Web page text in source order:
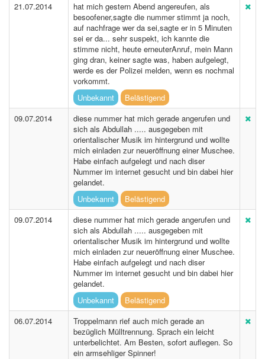
21.07.2014
hat mich gestern Abend angereufen, als
besoofener,sagte die nummer stimmt ja noch,
auf nachfrage wer da sei,sagte er in 5 Minuten
sei er da... sehr suspekt, ich kannte die
stimme nicht, heute erneuterAnruf, mein Mann
ging dran, keiner sagte was, haben aufgelegt,
werde es der Polizei melden, wenn es nochmal
vorkommt.
Unbekannt
Belästigend
09.07.2014
diese nummer hat mich gerade angerufen und
sich als Abdullah ..... ausgegeben mit
orientalischer Musik im hintergrund und wollte
mich einladen zur neueröffnung einer Muschee.
Habe einfach aufgelegt und nach diser
Nummer im internet gesucht und bin dabei hier
gelandet.
Unbekannt
Belästigend
09.07.2014
diese nummer hat mich gerade angerufen und
sich als Abdullah ..... ausgegeben mit
orientalischer Musik im hintergrund und wollte
mich einladen zur neueröffnung einer Muschee.
Habe einfach aufgelegt und nach diser
Nummer im internet gesucht und bin dabei hier
gelandet.
Unbekannt
Belästigend
06.07.2014
Troppelmann rief auch mich gerade an
bezüglich Mülltrennung. Sprach ein leicht
unterbelichtet. Am Besten, sofort auflegen. So
ein armsehliger Spinner!